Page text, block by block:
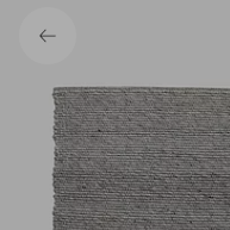
pris
Tilbage